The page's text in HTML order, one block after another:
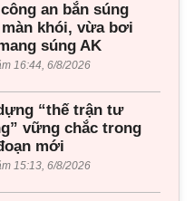
an bắn súng
khói, vừa bơi
súng AK
16:44, 6/8/2026
“thế trận tư
vững chắc trong
mới
15:13, 6/8/2026